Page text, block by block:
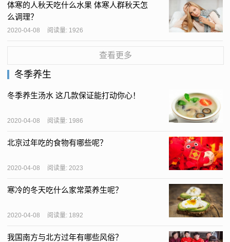
体寒的人秋天吃什么水果 体寒人群秋天怎
么调理？
2020-04-08 阅读量: 1926
查看更多
冬季养生
冬季养生汤水 这几款保证能打动你心！
2020-04-08 阅读量: 1986
北京过年吃的食物有哪些呢？
2020-04-08 阅读量: 2023
寒冷的冬天吃什么家常菜养生呢？
2020-04-08 阅读量: 1892
我国南方与北方过年有哪些风俗？